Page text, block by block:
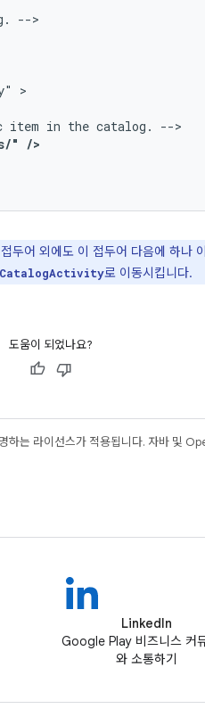
item in the catalog.
" />
두어 외에도 이 접두어 다음에 하나
CatalogActivity로 이동시킵니다.
도움이 되었나요?
하는 라이선스가 적용됩니다. 자바 및
LinkedIn
Google Play 비즈니스 커
와 소통하기